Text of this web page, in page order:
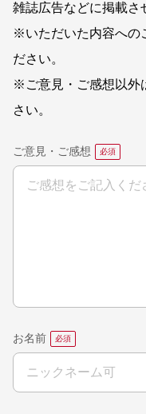
雑誌広告などに掲載さ
※いただいた内容への
ださい。
※ご意見・ご感想以外
さい。
ご意見・ご感想
お名前